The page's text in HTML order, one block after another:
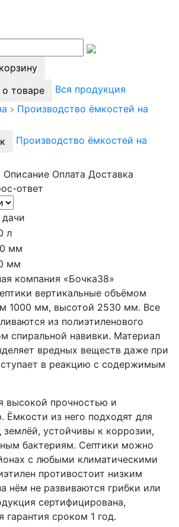
о товаре
Вся продукция
Производство ёмкостей на
Производство ёмкостей на
Описание Оплата Доставка
ответ
л
мм
мм
компания «Бочка38»
вертикальные объёмом
1000 мм, высотой 2530 мм. Все
из полиэтиленового
спиральной навивки. Материал
вредных веществ даже при
в реакцию с содержимым
высокой прочностью и
Ёмкости из него подходят для
устойчивы к коррозии,
бактериям. Септики можно
с любыми климатическими
противостоит низким
нём не развиваются грибки или
сертифицирована,
гарантия сроком 1 год.